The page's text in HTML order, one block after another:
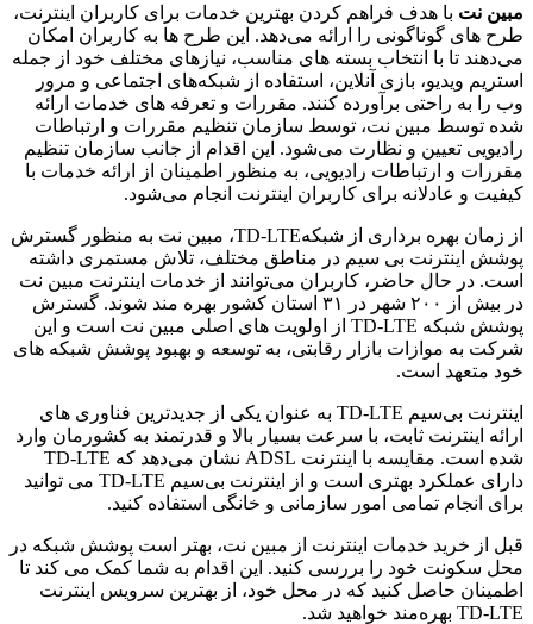
مبین ‌نت با هدف فراهم ‌کردن بهترین خدمات برای کاربران اینترنت،
طرح‌ های گوناگونی را ارائه می‌دهد. این طرح‌ ها به کاربران امکان
می‌دهند تا با انتخاب بسته‌ های مناسب، نیازهای مختلف خود از جمله
استریم ویدیو، بازی آنلاین، استفاده از شبکه‌های اجتماعی و مرور
وب را به راحتی برآورده کنند. مقررات و تعرفه‌ های خدمات ارائه
شده توسط مبین ‌نت، توسط سازمان تنظیم مقررات و ارتباطات
رادیویی تعیین و نظارت می‌شود. این اقدام از جانب سازمان تنظیم
مقررات و ارتباطات رادیویی، به منظور اطمینان از ارائه خدمات با
کیفیت و عادلانه برای کاربران اینترنت انجام می‌شود.
از زمان بهره‌ برداری از شبکهTD-LTE، مبین ‌نت به منظور گسترش
پوشش اینترنت بی ‌سیم در مناطق مختلف، تلاش مستمری داشته
است. در حال حاضر، کاربران می‌توانند از خدمات اینترنت مبین ‌نت
در بیش از ۲۰۰ شهر در ۳۱ استان کشور بهره ‌مند شوند. گسترش
پوشش شبکه TD-LTE از اولویت‌ های اصلی مبین ‌نت است و این
شرکت به موازات بازار رقابتی، به توسعه و بهبود پوشش شبکه‌ های
خود متعهد است.
اینترنت بی‌سیم TD-LTE به عنوان یکی از جدیدترین فناوری ‌های
ارائه اینترنت ثابت، با سرعت بسیار بالا و قدرتمند به کشورمان وارد
شده است. مقایسه با اینترنت ADSL نشان می‌دهد که TD-LTE
دارای عملکرد بهتری است و از اینترنت بی‌سیم TD-LTE می ‌توانید
برای انجام تمامی امور سازمانی و خانگی استفاده کنید.
قبل از خرید خدمات اینترنت از مبین ‌نت، بهتر است پوشش شبکه در
محل سکونت خود را بررسی کنید. این اقدام به شما کمک می ‌کند تا
اطمینان حاصل کنید که در محل خود، از بهترین سرویس اینترنت
TD-LTE بهره‌مند خواهید شد.